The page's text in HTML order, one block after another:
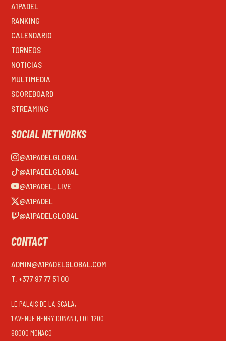
A1PADEL
RANKING
CALENDARIO
TORNEOS
NOTICIAS
MULTIMEDIA
SCOREBOARD
STREAMING
SOCIAL NETWORKS
@A1PADELGLOBAL
@A1PADELGLOBAL
@A1PADEL_LIVE
@A1PADEL
@A1PADELGLOBAL
CONTACT
ADMIN@A1PADELGLOBAL.COM
T. +377 97 77 51 00
LE PALAIS DE LA SCALA,
1 AVENUE HENRY DUNANT, LOT 1200
98000 MONACO